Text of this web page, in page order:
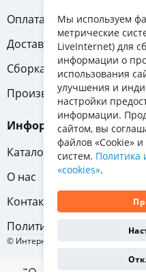
Оплата
Доставка
Сборка
Производители
Информация
Каталог мебели
О нас
Контакты
Политика
© Интернет-магазин «Отличная
Мы используем
метрические
LiveInternet) для
информации о
использования
улучшения и
настройки
информации.
сайтом, вы
файлов «Cookie»
систем. Политика
«cookies».